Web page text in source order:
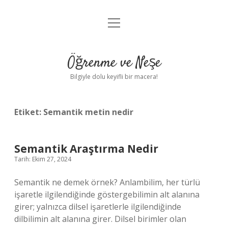
Anasayfa
Yasal Uyarı
menüyü
Öğrenme ve Neşe
Bilgiyle dolu keyifli bir macera!
Etiket: Semantik metin nedir
Semantik Araştırma Nedir
Tarih: Ekim 27, 2024
Semantik ne demek örnek? Anlambilim, her türlü
işaretle ilgilendiğinde göstergebilimin alt alanına
girer; yalnızca dilsel işaretlerle ilgilendiğinde
dilbilimin alt alanına girer. Dilsel birimler olan